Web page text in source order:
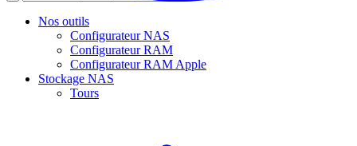
Nos outils
Configurateur NAS
Configurateur RAM
Configurateur RAM Apple
Stockage NAS
Tours